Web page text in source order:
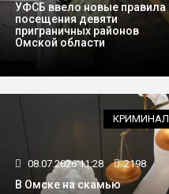
УФСБ ввело новые правила
посещения девяти
приграничных районов
Омской области
КРИМИНАЛ
08.07.2026 11:28 2198
В Омске на скамью